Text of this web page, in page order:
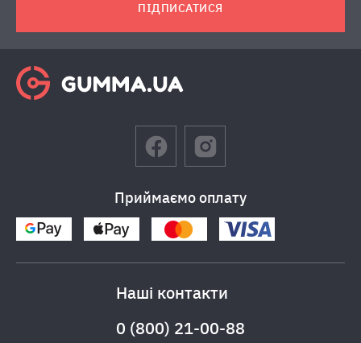
ПІДПИСАТИСЯ
Приймаємо оплату
Наші контакти
0 (800) 21-00-88